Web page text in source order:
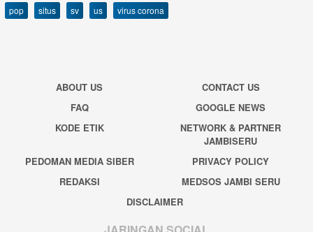
pop
situs sv us virus corona
ABOUT US
CONTACT US
FAQ
GOOGLE NEWS
KODE ETIK
NETWORK & PARTNER
JAMBISERU
PEDOMAN MEDIA SIBER
PRIVACY POLICY
REDAKSI
MEDSOS JAMBI SERU
DISCLAIMER